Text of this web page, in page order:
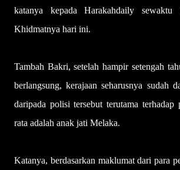
katanya kepada Harakahdaily
Khidmatnya hari ini.
Tambah Bakri, setelah hampir setengah
berlangsung, kerajaan seharusnya sudah
daripada polisi tersebut terutama terhadap
rata adalah anak jati Melaka.
Katanya, berdasarkan maklumat dari para